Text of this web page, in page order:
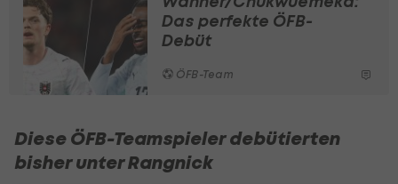
Das perfekte ÖFB-
Debüt
ÖFB-Team
Diese ÖFB-Teamspieler debütierten
bisher unter Rangnick